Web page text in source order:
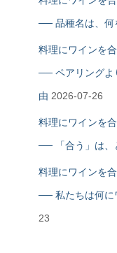
── 品種名は、何
料理にワインを
── ペアリングよ
由 2026-07-26
料理にワインを
── 「合う」は、
料理にワインを
── 私たちは何に
23